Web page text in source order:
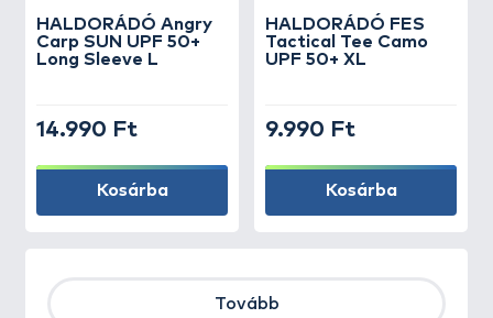
HALDORÁDÓ Angry
Carp SUN UPF 50+
Long Sleeve L
14.990 Ft
Kosárba
HALDORÁDÓ FES
Tactical Tee Camo
UPF 50+ XL
9.990 Ft
Kosárba
Tovább